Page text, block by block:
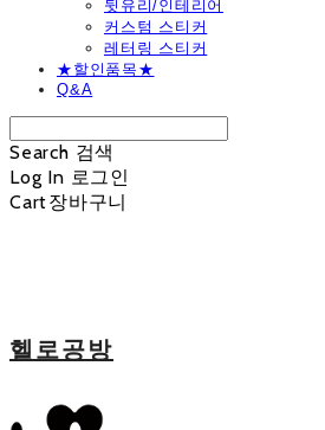
뒷유리/인테리어
커스텀 스티커
레터링 스티커
★할인품목★
Q&A
Search 검색
Log In 로그인
Cart장바구니
헬로공방